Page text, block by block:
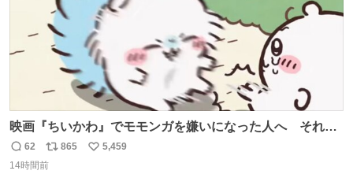
映画『ちいかわ』でモモンガを嫌いになった人へ それで
も愛される理由と可能性 kai-you.net/article/96186 『映画
ちいかわ 人魚の島のひみつ』を3回観て、原作も追ってい
返
信
62
リ
ポ
865
い
5,459
14時間前